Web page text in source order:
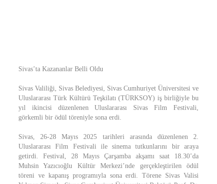
Sivas’ta Kazananlar Belli Oldu
Sivas Valiliği, Sivas Belediyesi, Sivas Cumhuriyet Üniversitesi ve
Uluslararası Türk Kültürü Teşkilatı (TÜRKSOY) iş birliğiyle bu
yıl ikincisi düzenlenen Uluslararası Sivas Film Festivali,
görkemli bir ödül töreniyle sona erdi.
Sivas, 26-28 Mayıs 2025 tarihleri arasında düzenlenen 2.
Uluslararası Film Festivali ile sinema tutkunlarını bir araya
getirdi. Festival, 28 Mayıs Çarşamba akşamı saat 18.30’da
Muhsin Yazıcıoğlu Kültür Merkezi’nde gerçekleştirilen ödül
töreni ve kapanış programıyla sona erdi. Törene Sivas Valisi